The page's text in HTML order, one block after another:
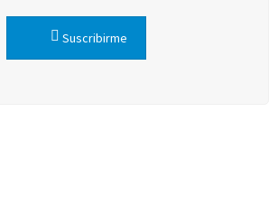
Suscribirme